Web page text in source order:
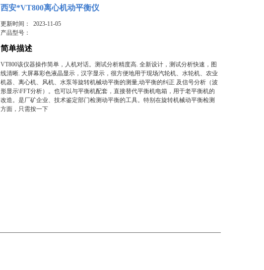
西安*VT800离心机动平衡仪
更新时间： 2023-11-05
产品型号：
简单描述
VT800该仪器操作简单，人机对话。测试分析精度高. 全新设计，测试分析快速，图
线清晰. 大屏幕彩色液晶显示，汉字显示，很方便地用于现场汽轮机、水轮机、农业
机器、离心机、风机、水泵等旋转机械动平衡的测量,动平衡的纠正 及信号分析（波
形显示\FFT分析）。也可以与平衡机配套，直接替代平衡机电箱，用于老平衡机的
改造。是厂矿企业、技术鉴定部门检测动平衡的工具。特别在旋转机械动平衡检测
方面，只需按一下